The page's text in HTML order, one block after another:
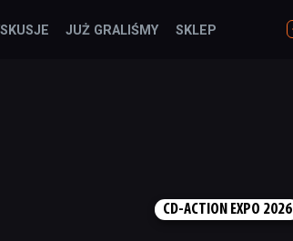
JUŻ GRALIŚMY SKLEP
CD-ACTION EXPO 2026